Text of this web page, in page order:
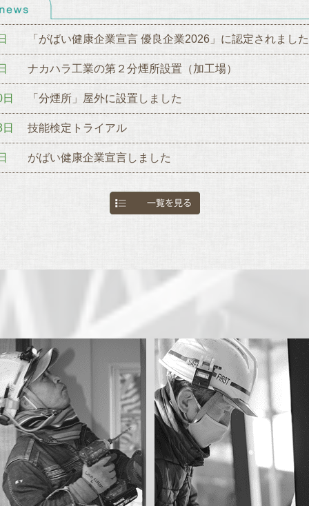
「がばい健康企業宣言 優良企業2026」に認定されました
ナカハラ工業の第２分煙所設置（加工場）
「分煙所」屋外に設置しました
技能検定トライアル
がばい健康企業宣言しました